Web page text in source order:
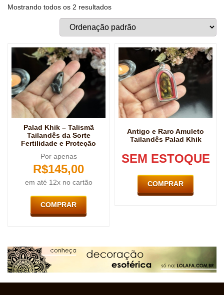
Mostrando todos os 2 resultados
Palad Khik – Talismã
Tailandês da Sorte
Fertilidade e Proteção
Por apenas
R$145,00
em até 12x no cartão
COMPRAR
Antigo e Raro Amuleto
Tailandês Palad Khik
SEM ESTOQUE
COMPRAR